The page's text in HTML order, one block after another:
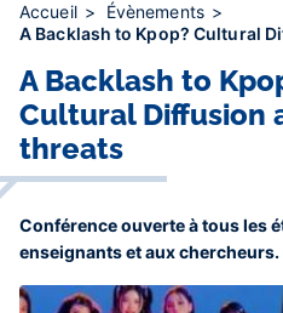
Accueil
Évènements
A Backlash to Kpop? Cultural
A Backlash to
Cultural Diffusion
threats
Conférence ouverte à tous les
enseignants et aux chercheurs.